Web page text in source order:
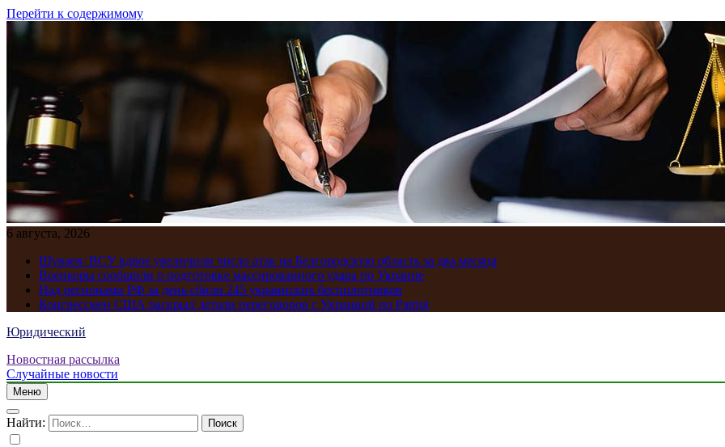
Перейти к содержимому
6 августа, 2026
Шуваев: ВСУ вдвое увеличили число атак на Белгородскую область за два месяца
Военкоры сообщили о подготовке массированного удара по Украине
Над регионами РФ за день сбили 245 украинских беспилотников
Конгрессмен США раскрыл детали переговоров с Украиной по Patriot
Юридический
Новостная рассылка
Случайные новости
Меню
Найти: